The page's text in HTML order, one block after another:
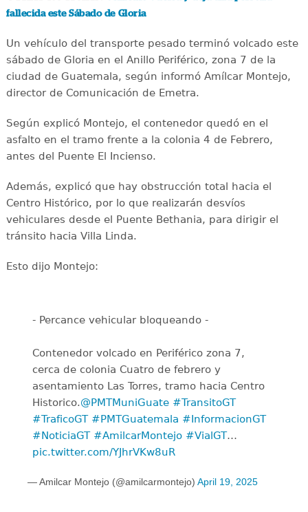
fallecida este Sábado de Gloria
Un vehículo del transporte pesado terminó volcado este
sábado de Gloria en el Anillo Periférico, zona 7 de la
ciudad de Guatemala, según informó Amílcar Montejo,
director de Comunicación de Emetra.
Según explicó Montejo, el contenedor quedó en el
asfalto en el tramo frente a la colonia 4 de Febrero,
antes del Puente El Incienso.
Además, explicó que hay obstrucción total hacia el
Centro Histórico, por lo que realizarán desvíos
vehiculares desde el Puente Bethania, para dirigir el
tránsito hacia Villa Linda.
Esto dijo Montejo:
- Percance vehicular bloqueando -
Contenedor volcado en Periférico zona 7,
cerca de colonia Cuatro de febrero y
asentamiento Las Torres, tramo hacia Centro
Historico.@PMTMuniGuate #TransitoGT
#TraficoGT #PMTGuatemala #InformacionGT
#NoticiaGT #AmilcarMontejo #VialGT…
pic.twitter.com/YJhrVKw8uR
— Amilcar Montejo (@amilcarmontejo) April 19, 2025